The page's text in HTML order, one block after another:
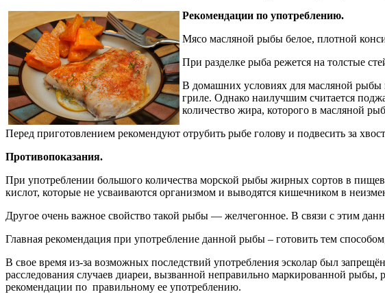
Рекомендации по употреблению.
Мясо масляной рыбы белое, плотной
При разделке рыба режется на толстые
В домашних условиях для масляной рыбы
гриле. Однако наилучшим считается
количество жира, которого в масляной
Перед приготовлением рекомендуют отрубить рыбе голову и подвесить за
Противопоказания.
При употреблении большого количества морской рыбы жирных сортов в
кислот, которые не усваиваются организмом и выводятся кишечником в
Другое очень важное свойство такой рыбы — желчегонное. В связи с этим
Главная рекомендация при употребление данной рыбы – готовить тем
В свое время из-за возможных последствий употребления эсколар был
расследования случаев диареи, вызванной неправильно маркированной
рекомендации по правильному ее употреблению.